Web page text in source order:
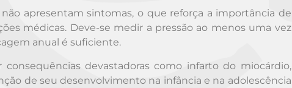
apresentam sintomas, o que reforça a importância de
médicas. Deve-se medir a pressão ao menos uma vez
anual é suficiente.
devastadoras como infarto do miocárdio,
de seu desenvolvimento na infância e na adolescência